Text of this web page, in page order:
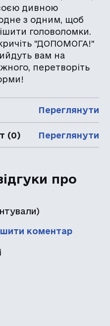
дивною
з одним, щоб
головоломки.
"ДОПОМОГА!"
вам на
перетворіть
Переглянути
(0) Переглянути
про
коментар